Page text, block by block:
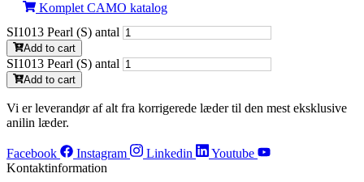
Komplet CAMO katalog
SI1013 Pearl (S) antal
Add to cart
SI1013 Pearl (S) antal
Add to cart
Vi er leverandør af alt fra korrigerede læder til den mest eksklusive
anilin læder.
Facebook Instagram Linkedin
Youtube
Kontaktinformation